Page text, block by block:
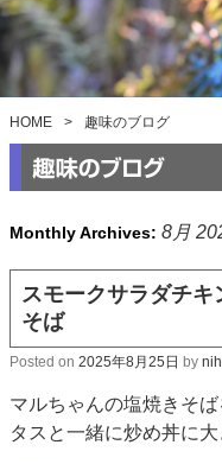
HOME > 趣味のブログ
Monthly Archives: 8月
スモークサラダチキ
そば
Posted on 2025年8月25日 by
マルちゃんの塩焼きそ
タスと一緒に炒め丼に